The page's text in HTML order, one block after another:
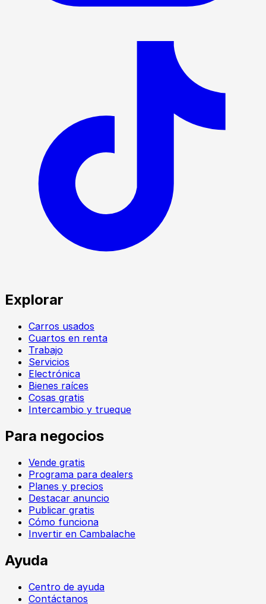
Explorar
Carros usados
Cuartos en renta
Trabajo
Servicios
Electrónica
Bienes raíces
Cosas gratis
Intercambio y trueque
Para negocios
Vende gratis
Programa para dealers
Planes y precios
Destacar anuncio
Publicar gratis
Cómo funciona
Invertir en Cambalache
Ayuda
Centro de ayuda
Contáctanos